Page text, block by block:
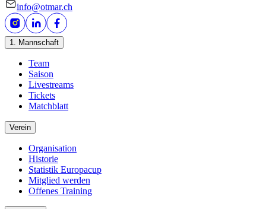
info@otmar.ch
1. Mannschaft
Team
Saison
Livestreams
Tickets
Matchblatt
Verein
Organisation
Historie
Statistik Europacup
Mitglied werden
Offenes Training